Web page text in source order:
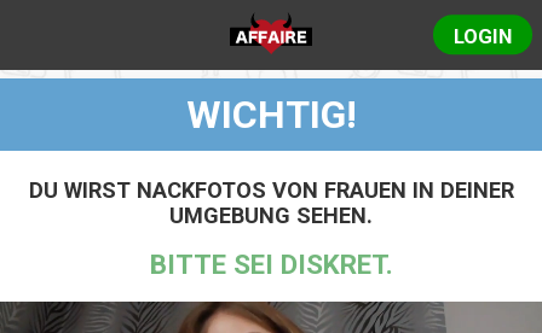
LOGIN
WICHTIG!
DU WIRST NACKFOTOS VON FRAUEN IN DEINER
UMGEBUNG SEHEN.
BITTE SEI DISKRET.